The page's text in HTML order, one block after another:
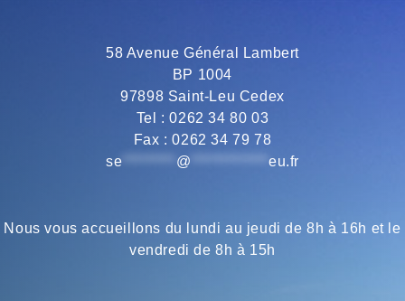
58 Avenue Général Lambert
BP 1004
97898 Saint-Leu Cedex
Tel : 0262 34 80 03
Fax : 0262 34 79 78
se
@ *************eu.fr
Nous vous accueillons du lundi au jeudi de 8h à 16h et le
vendredi de 8h à 15h